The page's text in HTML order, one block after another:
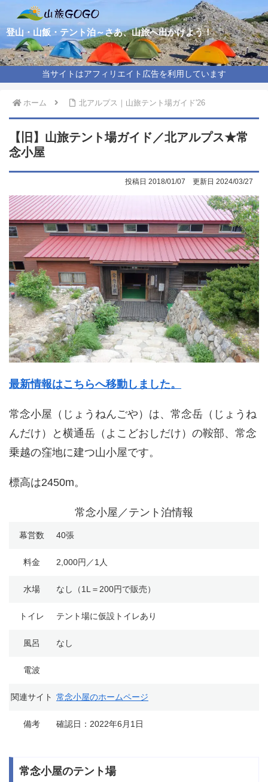
登山・山飯・テント泊～さあ、山旅へ出かけよう！
当サイトはアフィリエイト広告を利用しています
ホーム 北アルプス｜山旅テント場ガイド'26
【旧】山旅テント場ガイド／北アルプス★常
念小屋
2018/01/07 2024/03/27
最新情報はこちらへ移動しました。
常念小屋（じょうねんごや）は、常念岳（じょうね
んだけ）と横通岳（よこどおしだけ）の鞍部、常念
乗越の窪地に建つ山小屋です。
標高は2450m。
常念小屋／テント泊情報
幕営数 40張
料金 2,000円／1人
水場 なし（1L＝200円で販売）
トイレ テント場に仮設トイレあり
風呂 なし
電波
関連サイト 常念小屋のホームページ
備考 確認日：2022年6月1日
常念小屋のテント場